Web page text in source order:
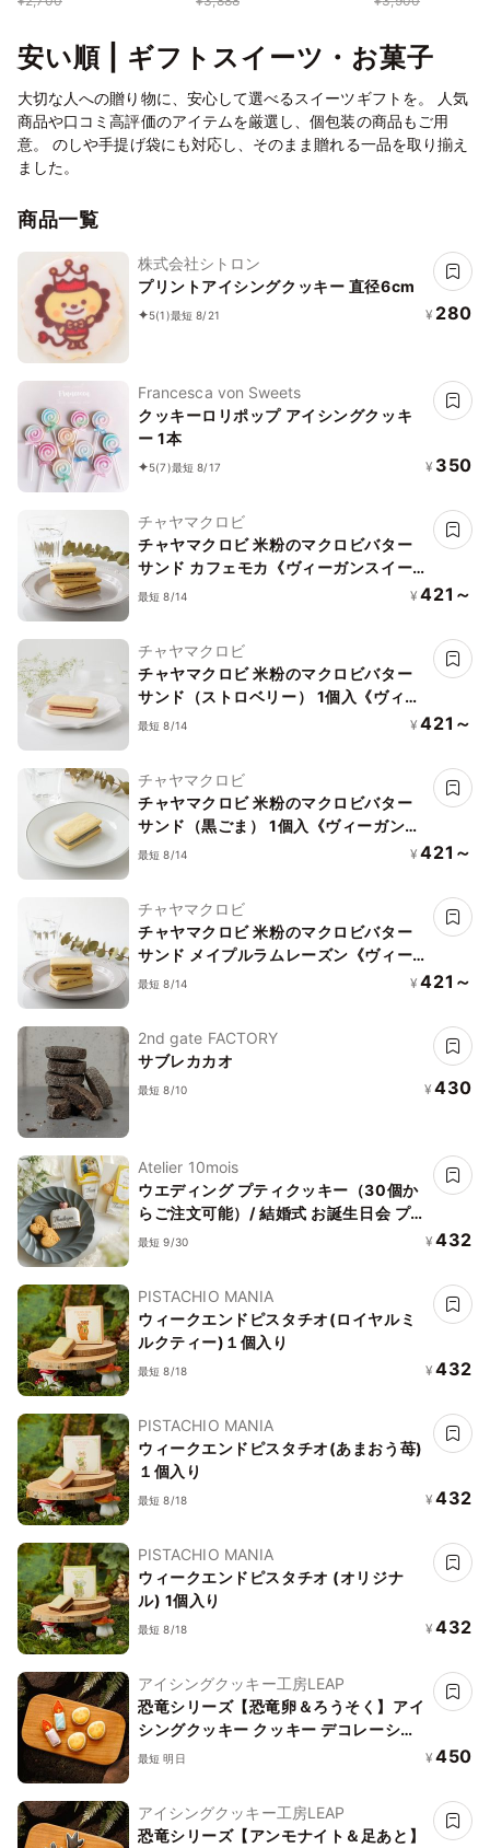
横濱ハーバー
ぞれアイスで愉
5個 10個入 お中元
2026 アイス
安い順 | ギフトスイーツ・お菓子
大切な人への贈り物に、安心して選べるスイーツギフトを。 人気
商品や口コミ高評価のアイテムを厳選し、個包装の商品もご用
意。 のしや手提げ袋にも対応し、そのまま贈れる一品を取り揃え
ました。
商品一覧
株式会社シトロン
プリントアイシングクッキー 直径6cm
5(1)最短 8/21 ¥ 280
Francesca von Sweets
クッキーロリポップ アイシングクッキ
ー 1本
5(7)最短 8/17 ¥ 350
チャヤマクロビ
チャヤマクロビ 米粉のマクロビバター
サンド カフェモカ《ヴィーガンスイー
ツ》
最短 8/14 ¥ 421～
チャヤマクロビ
チャヤマクロビ 米粉のマクロビバター
サンド（ストロベリー） 1個入《ヴィー
ガンスイーツ》
最短 8/14 ¥ 421～
チャヤマクロビ
チャヤマクロビ 米粉のマクロビバター
サンド（黒ごま） 1個入《ヴィーガンス
イーツ》
最短 8/14 ¥ 421～
チャヤマクロビ
チャヤマクロビ 米粉のマクロビバター
サンド メイプルラムレーズン《ヴィー
ガンスイーツ》
最短 8/14 ¥ 421～
2nd gate FACTORY
サブレカカオ
最短 8/10 ¥ 430
Atelier 10mois
ウエディング プティクッキー（30個か
らご注文可能）/ 結婚式 お誕生日会 プチ
ギフト
最短 9/30 ¥ 432
PISTACHIO MANIA
ウィークエンドピスタチオ(ロイヤルミ
ルクティー)１個入り
最短 8/18 ¥ 432
PISTACHIO MANIA
ウィークエンドピスタチオ(あまおう苺)
１個入り
最短 8/18 ¥ 432
PISTACHIO MANIA
ウィークエンドピスタチオ (オリジナ
ル) 1個入り
最短 8/18 ¥ 432
アイシングクッキー工房LEAP
恐竜シリーズ【恐竜卵＆ろうそく】アイ
シングクッキー クッキー デコレーショ
ンケーキ オリジナルケーキ 誕生日
最短 明日 ¥ 450
アイシングクッキー工房LEAP
恐竜シリーズ【アンモナイト＆足あと】